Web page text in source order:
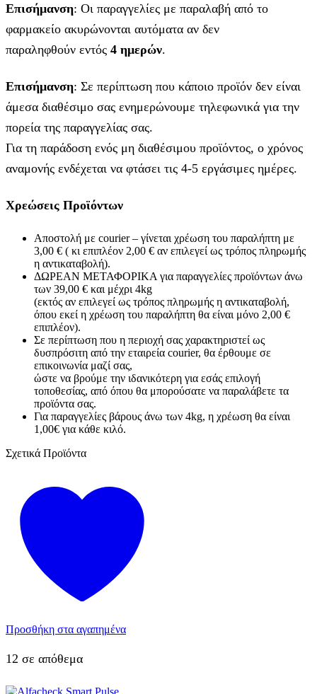
Επισήμανση: Οι παραγγελίες με παραλαβή από το
φαρμακείο ακυρώνονται αυτόματα αν δεν
παραληφθούν εντός 4 ημερών.
Επισήμανση: Σε περίπτωση που κάποιο προϊόν δεν είναι
άμεσα διαθέσιμο σας ενημερώνουμε τηλεφωνικά για την
πορεία της παραγγελίας σας.
Για τη παράδοση ενός μη διαθέσιμου προϊόντος, ο χρόνος
αναμονής ενδέχεται να φτάσει τις 4-5 εργάσιμες ημέρες.
Χρεώσεις Προϊόντων
Αποστολή με courier – γίνεται χρέωση του παραλήπτη με
3,00 € ( κι επιπλέον 2,00 € αν επιλεγεί ως τρόπος πληρωμής
η αντικαταβολή).
ΔΩΡΕΑΝ ΜΕΤΑΦΟΡΙΚΑ για παραγγελίες προϊόντων άνω
των 39,00 € και μέχρι 4kg
(εκτός αν επιλεγεί ως τρόπος πληρωμής η αντικαταβολή,
όπου εκεί η χρέωση του παραλήπτη θα είναι μόνο 2,00 €
επιπλέον).
Σε περίπτωση που η περιοχή σας χαρακτηριστεί ως
δυσπρόσιτη από την εταιρεία courier, θα έρθουμε σε
επικοινωνία μαζί σας,
ώστε να βρούμε την ιδανικότερη για εσάς επιλογή
τοποθεσίας, από όπου θα μπορούσατε να παραλάβετε τα
προϊόντα σας.
Για παραγγελίες βάρους άνω των 4kg, η χρέωση θα είναι
1,00€ για κάθε κιλό.
Σχετικά Προϊόντα
Προσθήκη στα αγαπημένα
12 σε απόθεμα